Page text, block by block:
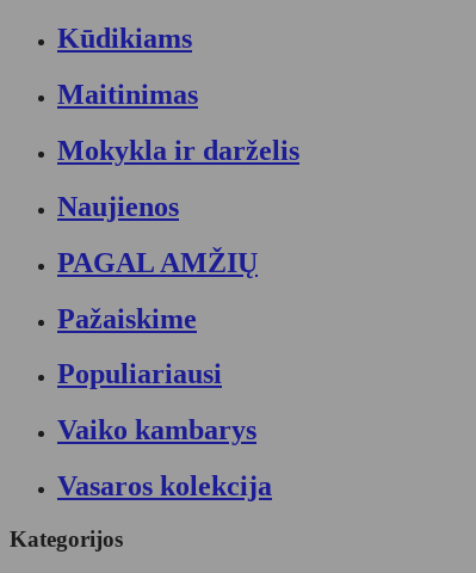
Kūdikiams
Maitinimas
Mokykla ir darželis
Naujienos
PAGAL AMŽIŲ
Pažaiskime
Populiariausi
Vaiko kambarys
Vasaros kolekcija
Kategorijos